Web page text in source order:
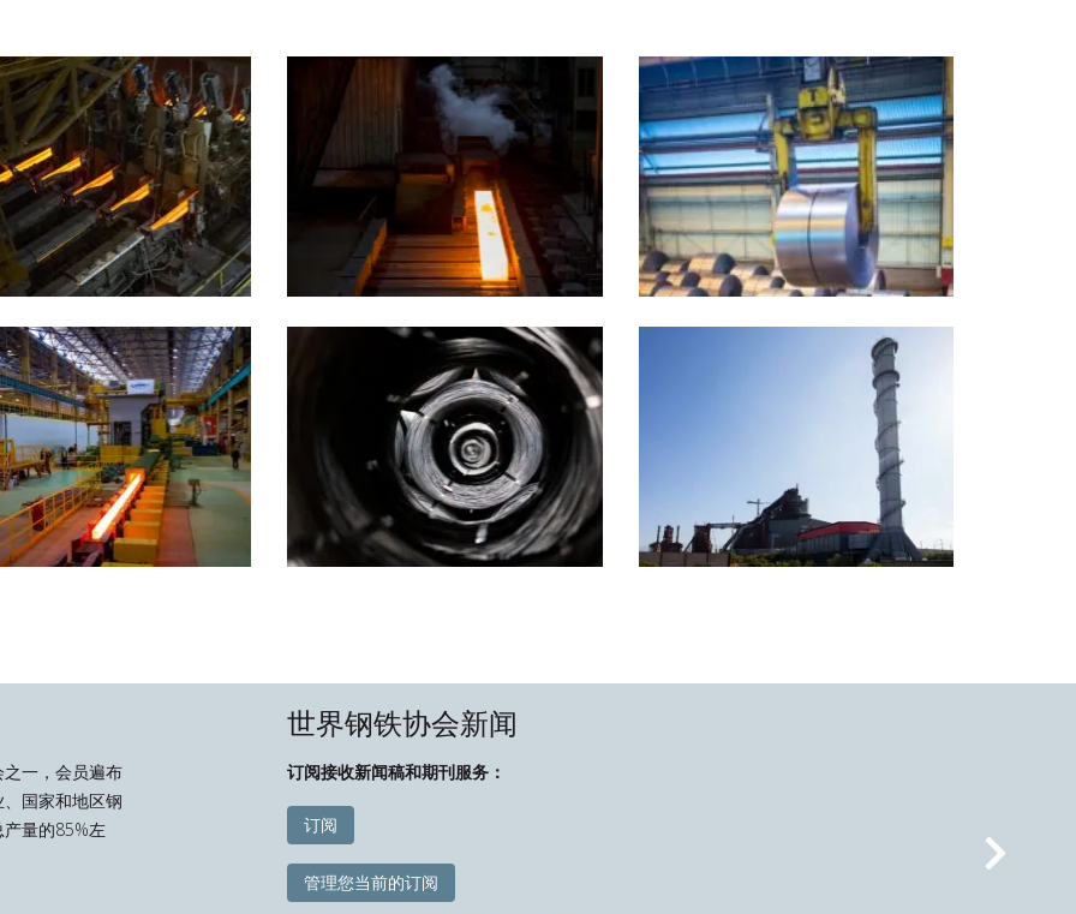
一，会员遍布
国家和地区钢
量的85%左
世界钢铁协会新闻
订阅接收新闻稿和期刊服务：
订阅
管理您当前的订阅 Next